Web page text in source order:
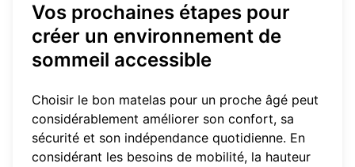
Vos prochaines étapes pour
créer un environnement de
sommeil accessible
Choisir le bon matelas pour un proche âgé peut
considérablement améliorer son confort, sa
sécurité et son indépendance quotidienne. En
considérant les besoins de mobilité, la hauteur